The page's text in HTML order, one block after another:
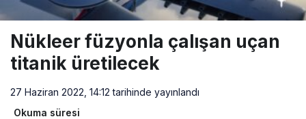
Nükleer füzyonla çalışan uçan
titanik üretilecek
27 Haziran 2022, 14:12 tarihinde yayınlandı
Okuma süresi